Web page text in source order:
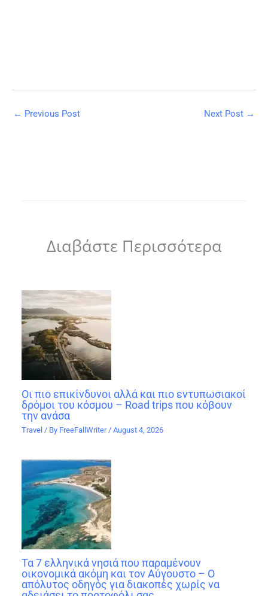
← Previous Post Next Post →
Διαβάστε Περισσότερα
Οι πιο επικίνδυνοι αλλά και πιο εντυπωσιακοί
δρόμοι του κόσμου – Road trips που κόβουν
την ανάσα
Travel / By FreeFallWriter/August 4, 2026
Τα 7 ελληνικά νησιά που παραμένουν
οικονομικά ακόμη και τον Αύγουστο – Ο
απόλυτος οδηγός για διακοπές χωρίς να